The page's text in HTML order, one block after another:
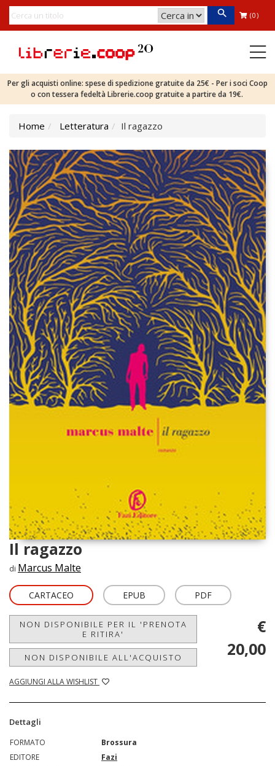
(0)
Per gli acquisti online: spese di spedizione gratuite da 25€ - Per i soci Coop
o con tessera fedeltà Librerie.coop gratuite a partire da 19€.
Home Letteratura Il ragazzo
Il ragazzo
di Marcus Malte
CARTACEO EPUB PDF
NON DISPONIBILE PER IL 'PRENOTA
E RITIRA'
NON DISPONIBILE ALL'ACQUISTO
AGGIUNGI ALLA WISHLIST
€
20,00
Dettagli
FORMATO
Brossura
EDITORE
Fazi